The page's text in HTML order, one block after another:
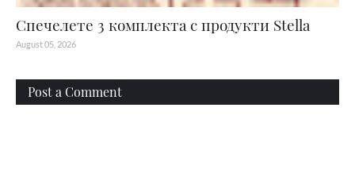
Спечелете 3 комплекта с продукти Stella
August 05, 2026
Post a Comment